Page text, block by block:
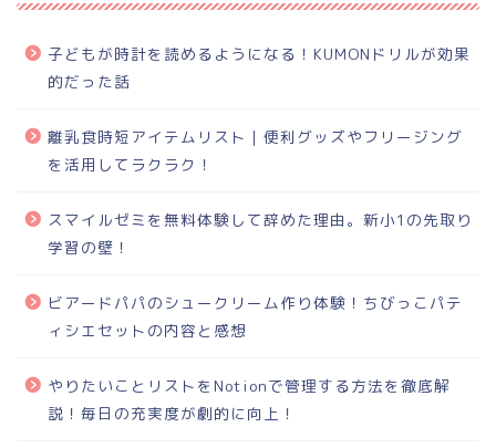
子どもが時計を読めるようになる！KUMONドリルが効果
的だった話
離乳食時短アイテムリスト｜便利グッズやフリージング
を活用してラクラク！
スマイルゼミを無料体験して辞めた理由。新小1の先取り
学習の壁！
ビアードパパのシュークリーム作り体験！ちびっこパテ
ィシエセットの内容と感想
やりたいことリストをNotionで管理する方法を徹底解
説！毎日の充実度が劇的に向上！